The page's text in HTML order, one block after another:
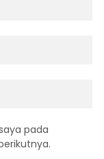
pada